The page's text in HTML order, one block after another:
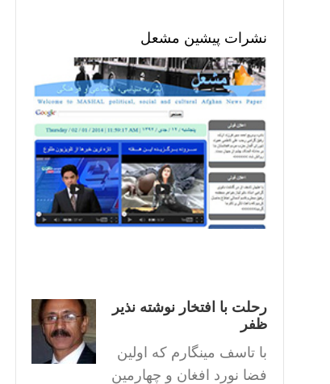
نشرات پیشین مشعل
رحلت با افتخار نوشته نذیر
ظفر
با تاسف مینگارم که اولین
فضا نورد افغان و چهارمین